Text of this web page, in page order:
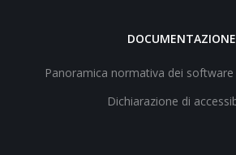
DOCUMENTAZIONE
Panoramica normativa dei software
Dichiarazione di